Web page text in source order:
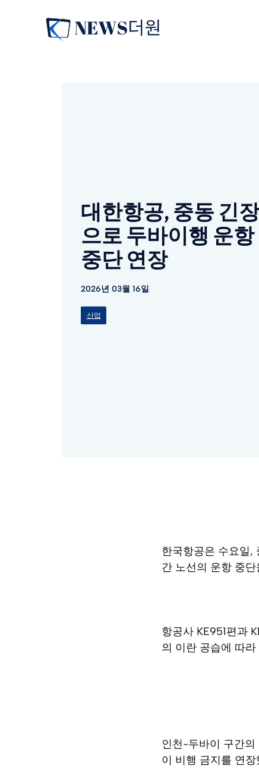
대한항공, 중동 긴장
으로 두바이행 운항
중단 연장
2026년 03월 16일
산업
한국항공은 수요일,
간 노선의 운항 중
항공사 KE951편과
의 이란 공습에 따
인천-두바이 구간
이 비행 금지를 연